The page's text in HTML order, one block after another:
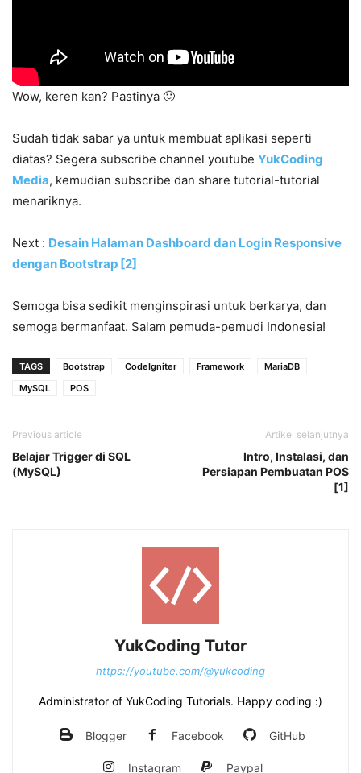
Wow, keren kan? Pastinya 🙂
Sudah tidak sabar ya untuk membuat aplikasi seperti
diatas? Segera subscribe channel youtube YukCoding
Media, kemudian subscribe dan share tutorial-tutorial
menariknya.
Next : Desain Halaman Dashboard dan Login Responsive
dengan Bootstrap [2]
Semoga bisa sedikit menginspirasi untuk berkarya, dan
semoga bermanfaat. Salam pemuda-pemudi Indonesia!
TAGS Bootstrap CodeIgniter Framework
MariaDB
MySQL
POS
Previous article
Belajar Trigger di SQL
(MySQL)
Artikel selanjutnya
Intro, Instalasi, dan
Persiapan Pembuatan POS
[1]
YukCoding Tutor
https://youtube.com/@yukcoding
Administrator of YukCoding Tutorials. Happy coding :)
Blogger Facebook GitHub
Instagram Paypal